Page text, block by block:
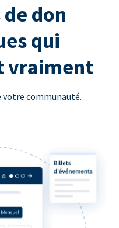
don
qui
vraiment
votre communauté.